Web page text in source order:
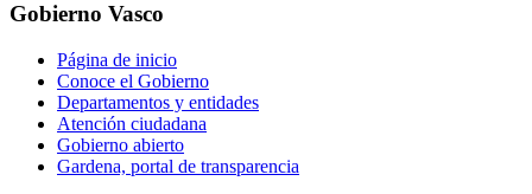
Gobierno Vasco
Página de inicio
Conoce el Gobierno
Departamentos y entidades
Atención ciudadana
Gobierno abierto
Gardena, portal de transparencia